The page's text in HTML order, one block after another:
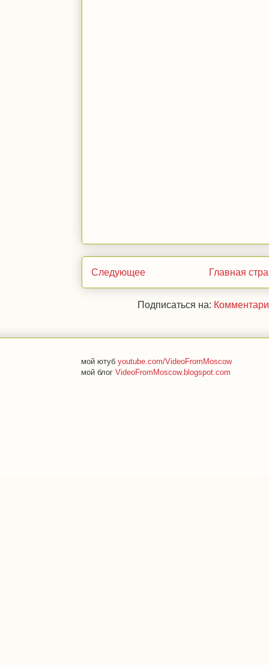
Следующее Главная
Подписаться на:
мой ютуб youtube.com/VideoFromMoscow
мой блог VideoFromMoscow.blogspot.com